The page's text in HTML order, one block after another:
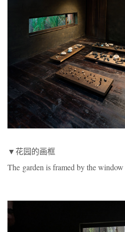
▼花园的画框
The garden is framed by the window